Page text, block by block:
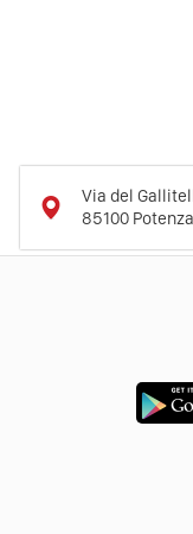
Via del
85100 Potenza